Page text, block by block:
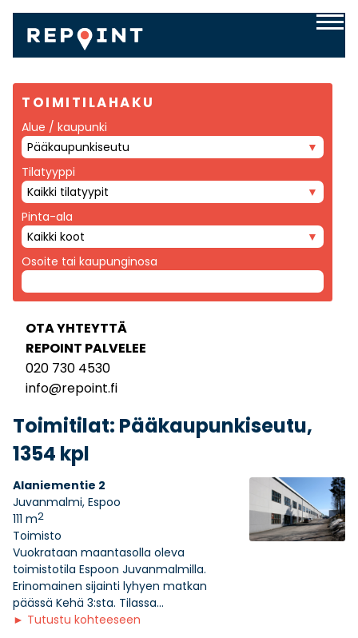
TOIMITILAHAKU
Alue / kaupunki
Pääkaupunkiseutu
Tilatyyppi
Kaikki tilatyypit
Pinta-ala
Kaikki koot
Osoite tai kaupunginosa
OTA YHTEYTTÄ
REPOINT PALVELEE
020 730 4530
info@repoint.fi
Toimitilat: Pääkaupunkiseutu,
1354 kpl
Alaniementie 2
Juvanmalmi, Espoo
111 m2
Toimisto
Vuokrataan maantasolla oleva
toimistotila Espoon Juvanmalmilla.
Erinomainen sijainti lyhyen matkan
päässä Kehä 3:sta. Tilassa...
► Tutustu kohteeseen